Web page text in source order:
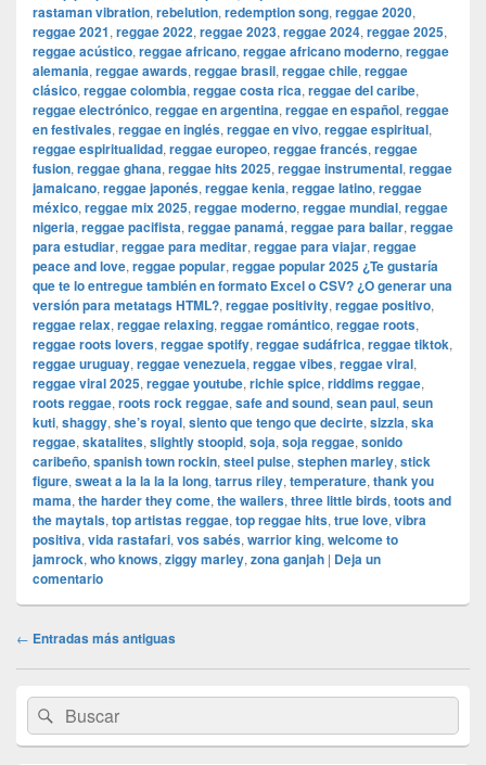
rastaman vibration, rebelution, redemption song, reggae 2020,
reggae 2021, reggae 2022, reggae 2023, reggae 2024, reggae 2025,
reggae acústico, reggae africano, reggae africano moderno, reggae
alemania, reggae awards, reggae brasil, reggae chile, reggae
clásico, reggae colombia, reggae costa rica, reggae del caribe,
reggae electrónico, reggae en argentina, reggae en español, reggae
en festivales, reggae en inglés, reggae en vivo, reggae espiritual,
reggae espiritualidad, reggae europeo, reggae francés, reggae
fusion, reggae ghana, reggae hits 2025, reggae instrumental, reggae
jamaicano, reggae japonés, reggae kenia, reggae latino, reggae
méxico, reggae mix 2025, reggae moderno, reggae mundial, reggae
nigeria, reggae pacifista, reggae panamá, reggae para bailar, reggae
para estudiar, reggae para meditar, reggae para viajar, reggae
peace and love, reggae popular, reggae popular 2025 ¿Te gustaría
que te lo entregue también en formato Excel o CSV? ¿O generar una
versión para metatags HTML?, reggae positivity, reggae positivo,
reggae relax, reggae relaxing, reggae romántico, reggae roots,
reggae roots lovers, reggae spotify, reggae sudáfrica, reggae tiktok,
reggae uruguay, reggae venezuela, reggae vibes, reggae viral,
reggae viral 2025, reggae youtube, richie spice, riddims reggae,
roots reggae, roots rock reggae, safe and sound, sean paul, seun
kuti, shaggy, she’s royal, siento que tengo que decirte, sizzla, ska
reggae, skatalites, slightly stoopid, soja, soja reggae, sonido
caribeño, spanish town rockin, steel pulse, stephen marley, stick
figure, sweat a la la la la long, tarrus riley, temperature, thank you
mama, the harder they come, the wailers, three little birds, toots and
the maytals, top artistas reggae, top reggae hits, true love, vibra
positiva, vida rastafari, vos sabés, warrior king, welcome to
jamrock, who knows, ziggy marley, zona ganjah | Deja un
comentario
Navegación
← Entradas más antiguas
área
de
widget
Buscar
por:
Buscar